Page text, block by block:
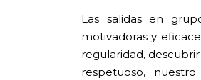
Las salidas en
motivadoras y
regularidad,
respetuoso,